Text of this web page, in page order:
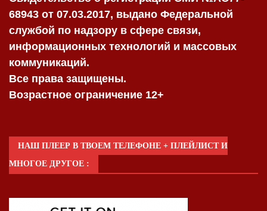
68943 от 07.03.2017, выдано Федеральной
службой по надзору в сфере связи,
информационных технологий и массовых
коммуникаций.
Все права защищены.
Возрастное ограничение 12+
НАШ ПЛЕЕР В ТВОЕМ ТЕЛЕФОНЕ + ПЛЕЙЛИСТ И
МНОГОЕ ДРУГОЕ :